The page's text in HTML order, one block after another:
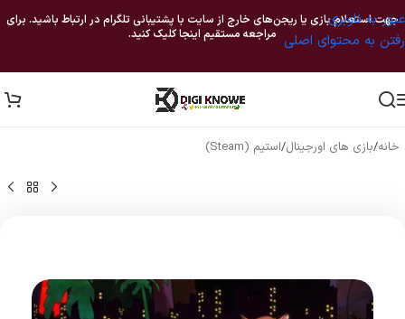
عبور به ناوبری
رفتن به محتوای اصلی
جهت استعلام بازی یا ریجن‌های خارج از سایت با پشتیبانی تلگرام در ارتباط باشید. برای
مراجعه مستقیم اینجا کلیک کنید.
خانه/بازی های اورجینال/استیم (Steam)